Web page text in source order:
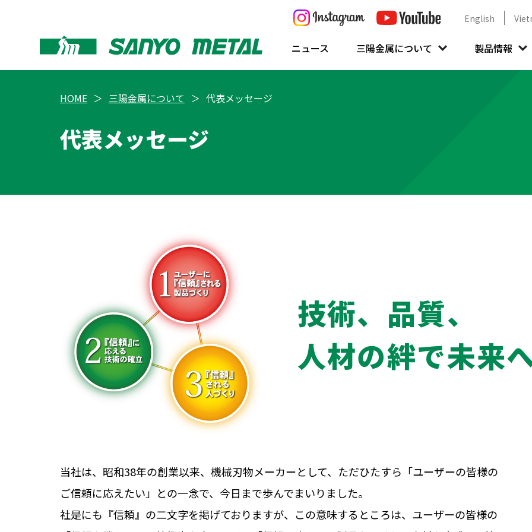
English
ニュース 三陽金属について 製品情報
HOME 三陽金属について 代表メッセージ
代表メッセージ
技術、品質、
人材の絆で未来
当社は、昭和38年の創業以来、機械刃物メーカーとして、ただひたすら「ユーザーの皆様の
ご信頼に応えたい」との一念で、今日まで歩んでまいりました。
社是にも『信頼』の二文字を掲げておりますが、この意味するところは、ユーザーの皆様の